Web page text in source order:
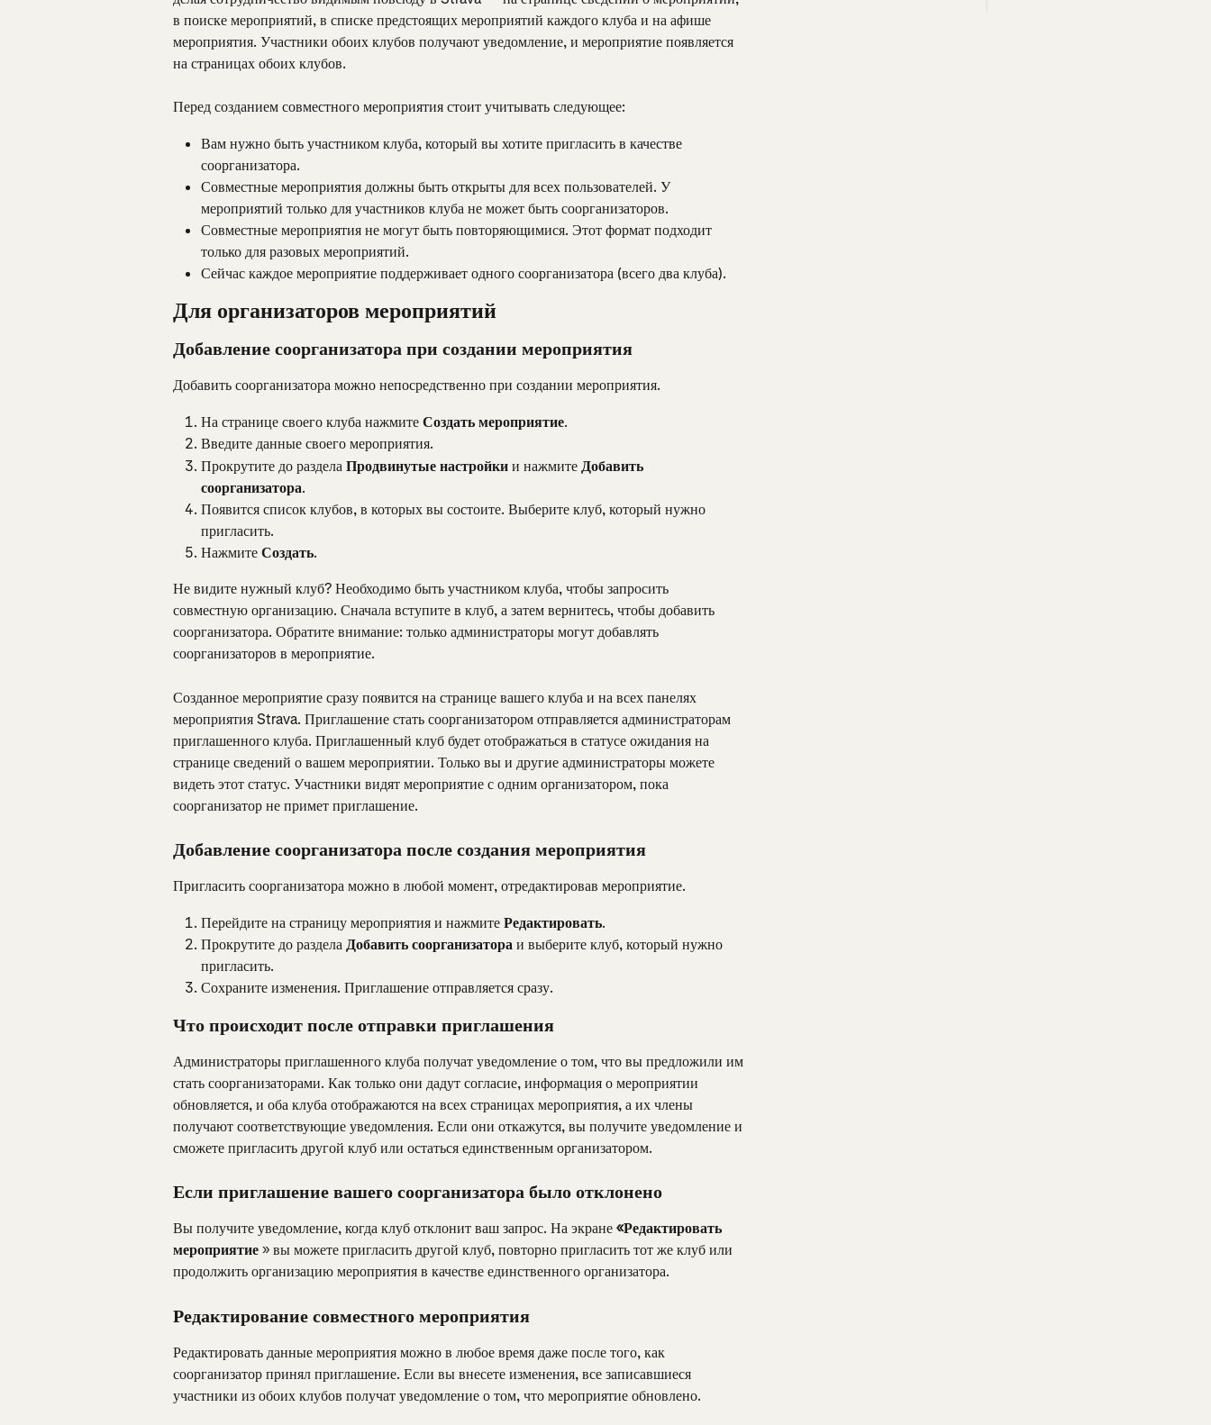
в поиске мероприятий, в списке предстоящих мероприятий каждого клуба и на афише
мероприятия. Участники обоих клубов получают уведомление, и мероприятие появляется
на страницах обоих клубов.
Перед созданием совместного мероприятия стоит учитывать следующее:
Вам нужно быть участником клуба, который вы хотите пригласить в качестве
соорганизатора.
Совместные мероприятия должны быть открыты для всех пользователей. У
мероприятий только для участников клуба не может быть соорганизаторов.
Совместные мероприятия не могут быть повторяющимися. Этот формат подходит
только для разовых мероприятий.
Сейчас каждое мероприятие поддерживает одного соорганизатора (всего два клуба).
Для организаторов мероприятий
Добавление соорганизатора при создании мероприятия
Добавить соорганизатора можно непосредственно при создании мероприятия.
На странице своего клуба нажмите Создать мероприятие.
Введите данные своего мероприятия.
Прокрутите до раздела Продвинутые настройки и нажмите Добавить
соорганизатора.
Появится список клубов, в которых вы состоите. Выберите клуб, который нужно
пригласить.
Нажмите Создать.
Не видите нужный клуб? Необходимо быть участником клуба, чтобы запросить
совместную организацию. Сначала вступите в клуб, а затем вернитесь, чтобы добавить
соорганизатора. Обратите внимание: только администраторы могут добавлять
соорганизаторов в мероприятие.
Созданное мероприятие сразу появится на странице вашего клуба и на всех панелях
мероприятия Strava. Приглашение стать соорганизатором отправляется администраторам
приглашенного клуба. Приглашенный клуб будет отображаться в статусе ожидания на
странице сведений о вашем мероприятии. Только вы и другие администраторы можете
видеть этот статус. Участники видят мероприятие с одним организатором, пока
соорганизатор не примет приглашение.
Добавление соорганизатора после создания мероприятия
Пригласить соорганизатора можно в любой момент, отредактировав мероприятие.
Перейдите на страницу мероприятия и нажмите Редактировать.
Прокрутите до раздела Добавить соорганизатора и выберите клуб, который нужно
пригласить.
Сохраните изменения. Приглашение отправляется сразу.
Что происходит после отправки приглашения
Администраторы приглашенного клуба получат уведомление о том, что вы предложили им
стать соорганизаторами. Как только они дадут согласие, информация о мероприятии
обновляется, и оба клуба отображаются на всех страницах мероприятия, а их члены
получают соответствующие уведомления. Если они откажутся, вы получите уведомление и
сможете пригласить другой клуб или остаться единственным организатором.
Если приглашение вашего соорганизатора было отклонено
Вы получите уведомление, когда клуб отклонит ваш запрос. На экране «Редактировать
мероприятие » вы можете пригласить другой клуб, повторно пригласить тот же клуб или
продолжить организацию мероприятия в качестве единственного организатора.
Редактирование совместного мероприятия
Редактировать данные мероприятия можно в любое время даже после того, как
соорганизатор принял приглашение. Если вы внесете изменения, все записавшиеся
участники из обоих клубов получат уведомление о том, что мероприятие обновлено.